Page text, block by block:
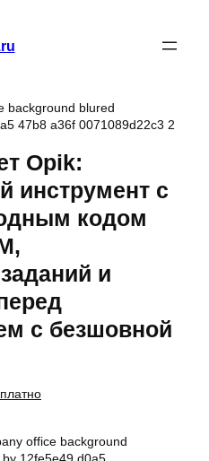
Opik:
инструмент с
кодом
и
с безшовной